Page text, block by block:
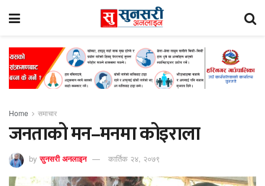
Home समाचार
जनताको मन–मनमा कोइराला
by सुनसरी अनलाइन कार्तिक २४, २०७९